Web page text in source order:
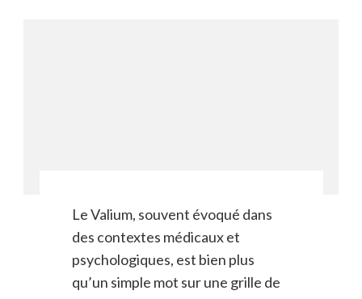
Le Valium, souvent évoqué dans
des contextes médicaux et
psychologiques, est bien plus
qu’un simple mot sur une grille de